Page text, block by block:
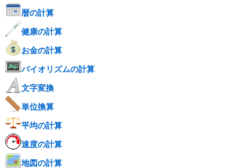
暦の計算
健康の計算
お金の計算
バイオリズムの計算
文字変換
単位換算
平均の計算
速度の計算
地図の計算